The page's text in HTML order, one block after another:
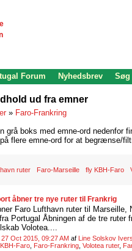
Forum Nyhedsbrev Søg
ud fra emner
» Faro-Frankring
grå boks med emne-ord nedenfor
flere emne-ord for at begrænse/
ruter Faro-Marseille fly KBH-Faro
åbner tre nye ruter til Frankrig
Faro Lufthavn ruter til
Portugal Åbningen af de tre
Volotea....
27 Oct 2015, 09:27 AM af Line Solskov
Faro Faro-Frankring Volotea ruter,